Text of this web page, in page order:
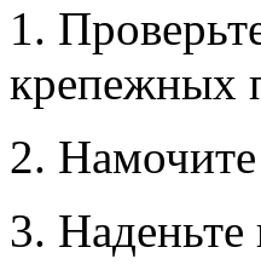
1.
крепежных
2.
3. Наденьте